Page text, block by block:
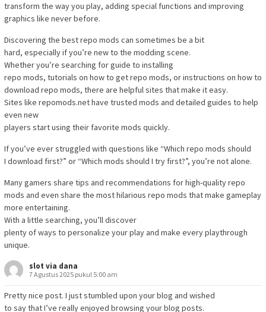
transform the way you play, adding special functions and improving
graphics like never before.
Discovering the best repo mods can sometimes be a bit
hard, especially if you’re new to the modding scene.
Whether you’re searching for guide to installing
repo mods, tutorials on how to get repo mods, or instructions on how to
download repo mods, there are helpful sites that make it easy.
Sites like repomods.net have trusted mods and detailed guides to help
even new
players start using their favorite mods quickly.
If you’ve ever struggled with questions like “Which repo mods should
I download first?” or “Which mods should I try first?”, you’re not alone.
Many gamers share tips and recommendations for high-quality repo
mods and even share the most hilarious repo mods that make gameplay
more entertaining.
With a little searching, you’ll discover
plenty of ways to personalize your play and make every playthrough
unique.
slot via dana
7 Agustus 2025 pukul 5:00 am
Pretty nice post. I just stumbled upon your blog and wished
to say that I’ve really enjoyed browsing your blog posts.